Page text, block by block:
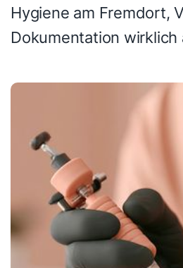
Hygiene am Fremdort,
Dokumentation wirklich